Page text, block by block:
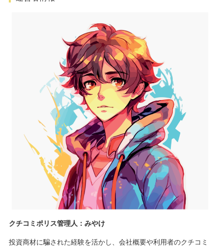
クチコミポリス管理人：みやけ
投資商材に騙された経験を活かし、会社概要や利用者のクチコミ